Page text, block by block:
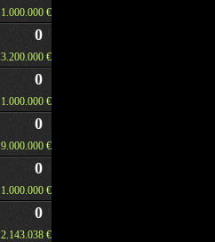
1.000.000 €
0
3.200.000 €
0
1.000.000 €
0
9.000.000 €
0
1.000.000 €
0
2.143.038 €